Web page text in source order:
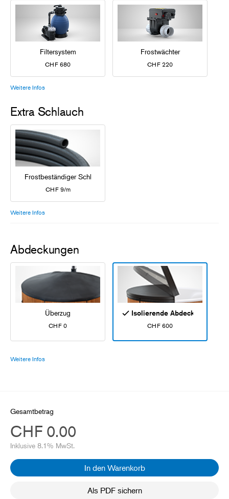
Filtersystem
CHF 680
Frostwächter
CHF 220
Weitere Infos
Extra Schlauch
Frostbeständiger Schlauch
CHF 9/m
Weitere Infos
Abdeckungen
Überzug
CHF 0
Isolierende Abdeckung
CHF 600
Weitere Infos
Gesamtbetrag
CHF 0.00
Inklusive 8.1% MwSt.
In den Warenkorb
Als PDF sichern